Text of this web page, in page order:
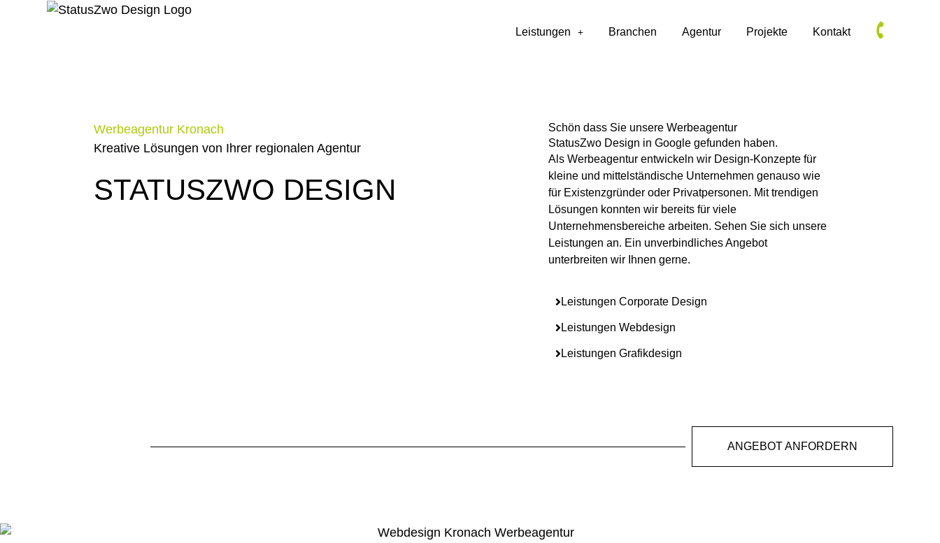
Leistungen Branchen Agentur Projekte Kontakt
Werbeagentur Kronach
Kreative Lösungen von Ihrer regionalen Agentur
STATUSZWO DESIGN
Schön dass Sie unsere Werbeagentur
StatusZwo Design in Google gefunden haben.
Als Werbeagentur entwickeln wir Design-Konzepte für
kleine und mittelständische Unternehmen genauso wie
für Existenzgründer oder Privatpersonen. Mit trendigen
Lösungen konnten wir bereits für viele
Unternehmensbereiche arbeiten. Sehen Sie sich unsere
Leistungen an. Ein unverbindliches Angebot
unterbreiten wir Ihnen gerne.
Leistungen Corporate Design
Leistungen Webdesign
Leistungen Grafikdesign
ANGEBOT ANFORDERN